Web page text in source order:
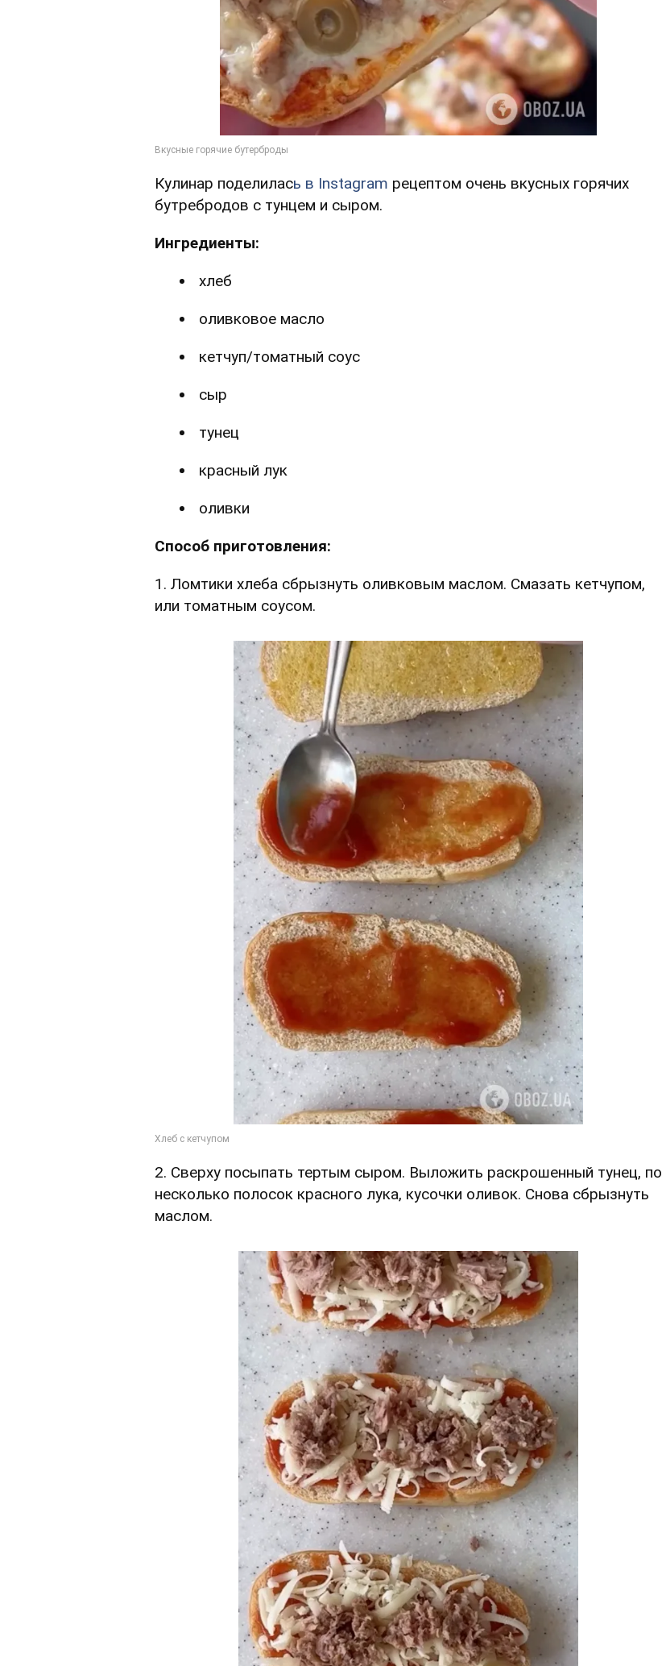
Кулинар поделилась в Instagram рецептом очень вкусных горячих
бутребродов с тунцем и сыром.
Ингредиенты:
хлеб
оливковое масло
кетчуп/томатный соус
сыр
тунец
красный лук
оливки
Способ приготовления:
1. Ломтики хлеба сбрызнуть оливковым маслом. Смазать кетчупом,
или томатным соусом.
2. Сверху посыпать тертым сыром. Выложить раскрошенный тунец, по
несколько полосок красного лука, кусочки оливок. Снова сбрызнуть
маслом.